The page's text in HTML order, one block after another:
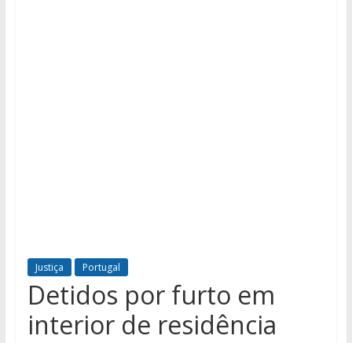
Justiça Portugal
Detidos por furto em
interior de residência